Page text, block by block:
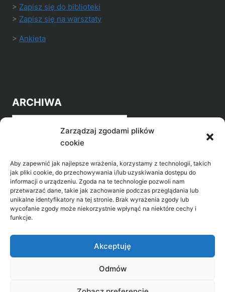
Zarządzaj zgodami plików
cookie
Aby zapewnić jak najlepsze wrażenia, korzystamy z technologii, takich
jak pliki cookie, do przechowywania i/lub uzyskiwania dostępu do
informacji o urządzeniu. Zgoda na te technologie pozwoli nam
przetwarzać dane, takie jak zachowanie podczas przeglądania lub
unikalne identyfikatory na tej stronie. Brak wyrażenia zgody lub
wycofanie zgody może niekorzystnie wpłynąć na niektóre cechy i
funkcje.
Akceptuję
Odmów
> Zapisz się do biblioteki
> Zapisz się na warsztaty
> Ankieta
ARCHIWA
Archiwa
POZNAJ LEPIEJ NASZ REGION
>Gołdap Mazurski Zdrój